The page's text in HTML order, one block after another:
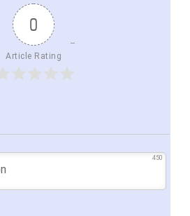
0
Article Rating
450